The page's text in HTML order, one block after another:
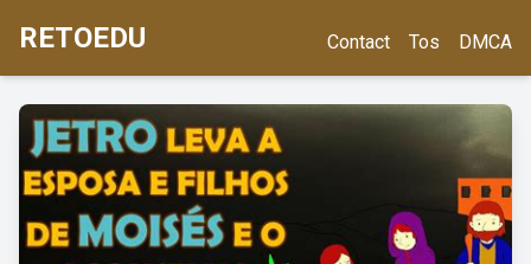
RETOEDU Contact Tos DMCA